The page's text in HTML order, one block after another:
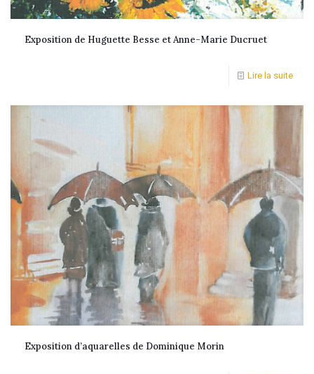
Exposition de Huguette Besse et Anne-Marie Ducruet
Lire la suite
Exposition d’aquarelles de Dominique Morin